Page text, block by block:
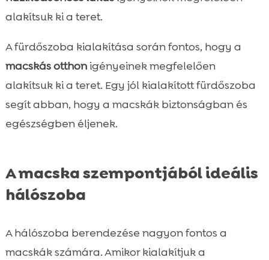
alakítsuk ki a teret.
A fürdőszoba kialakítása során fontos, hogy a
macskás otthonigényeinek megfelelően
alakítsuk ki a teret. Egy jól kialakított fürdőszoba
segít abban, hogy a macskák biztonságban és
egészségben éljenek.
A macska szempontjából ideális
hálószoba
A hálószoba berendezése nagyon fontos a
macskák számára. Amikor kialakítjuk a